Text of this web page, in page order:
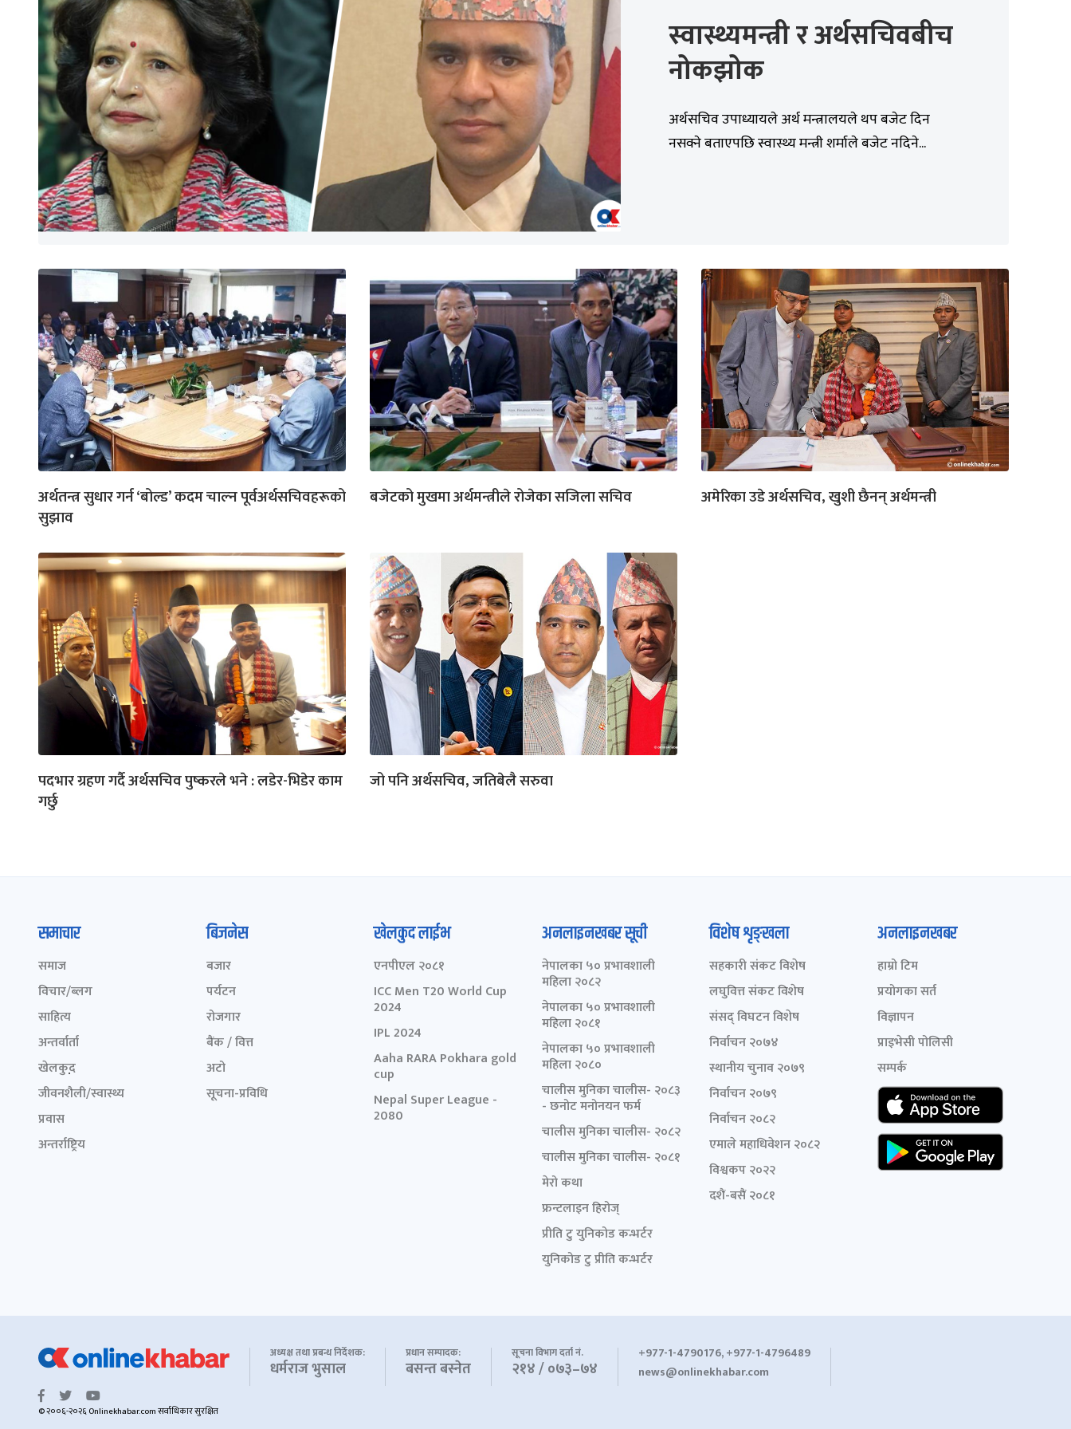
स्वास्थ्यमन्त्री र अर्थसचिवबीच
नोकझोक
अर्थसचिव उपाध्यायले अर्थ मन्त्रालयले थप बजेट दिन
नसक्ने बताएपछि स्वास्थ्य मन्त्री शर्माले बजेट नदिने...
अर्थतन्त्र सुधार गर्न ‘बोल्ड’ कदम चाल्न पूर्वअर्थसचिवहरूको
सुझाव
बजेटको मुखमा अर्थमन्त्रीले रोजेका सजिला सचिव अमेरिका उडे अर्थसचिव, खुशी छैनन् अर्थमन्त्री
पदभार ग्रहण गर्दै अर्थसचिव पुष्करले भने : लडेर-भिडेर काम
गर्छु
जो पनि अर्थसचिव, जतिबेलै सरुवा
समाचार
समाज
विचार/ब्लग
साहित्य
अन्तर्वार्ता
खेलकुद़़
जीवनशैली/स्वास्थ्य
प्रवास
अन्तर्राष्ट्रिय
बिजनेस
बजार
पर्यटन
रोजगार
बैंक / वित्त
अटो
सूचना-प्रविधि
खेलकुद लाईभ
एनपीएल २०८१
ICC Men T20 World Cup
2024
IPL 2024
Aaha RARA Pokhara gold
cup
Nepal Super League -
2080
अनलाइनखबर सूची
नेपालका ५० प्रभावशाली
महिला २०८२
नेपालका ५० प्रभावशाली
महिला २०८१
नेपालका ५० प्रभावशाली
महिला २०८०
चालीस मुनिका चालीस- २०८३
- छनोट मनोनयन फर्म
चालीस मुनिका चालीस- २०८२
चालीस मुनिका चालीस- २०८१
मेरो कथा
फ्रन्टलाइन हिरोज्
प्रीति टु युनिकोड कन्भर्टर
युनिकोड टु प्रीति कन्भर्टर
विशेष शृङ्खला
सहकारी संकट विशेष
लघुवित्त संकट विशेष
संसद् विघटन विशेष
निर्वाचन २०७४
स्थानीय चुनाव २०७९
निर्वाचन २०७९
निर्वाचन २०८२
एमाले महाधिवेशन २०८२
विश्वकप २०२२
दशैं-बसैं २०८१
अनलाइनखबर
हाम्रो टिम
प्रयोगका सर्त
विज्ञापन
प्राइभेसी पोलिसी
सम्पर्क
अध्यक्ष तथा प्रबन्ध निर्देशक:
धर्मराज भुसाल
प्रधान सम्पादक:
बसन्त बस्नेत
सूचना विभाग दर्ता नं.
२१४ / ०७३–७४
+977-1-4790176, +977-1-4796489
news@onlinekhabar.com
© २००६-२०२६ Onlinekhabar.com सर्वाधिकार सुरक्षित